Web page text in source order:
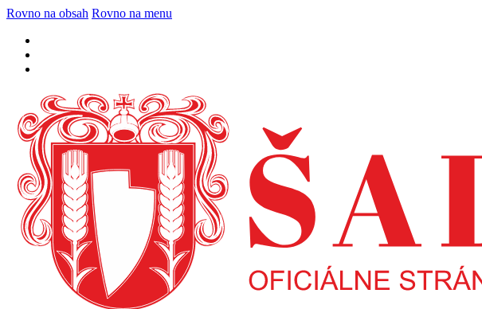
Rovno na obsah Rovno na menu